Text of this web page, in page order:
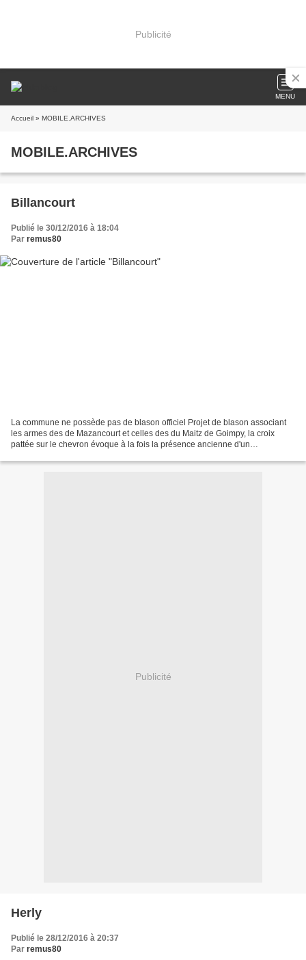
Publicité
MENU
Accueil » MOBILE.ARCHIVES
MOBILE.ARCHIVES
Billancourt
Publié le 30/12/2016 à 18:04
Par remus80
La commune ne possède pas de blason officiel Projet de blason associant
les armes des de Mazancourt et celles des du Maitz de Goimpy, la croix
pattée sur le chevron évoque à la fois la présence ancienne d'un
Publicité
Herly
Publié le 28/12/2016 à 20:37
Par remus80